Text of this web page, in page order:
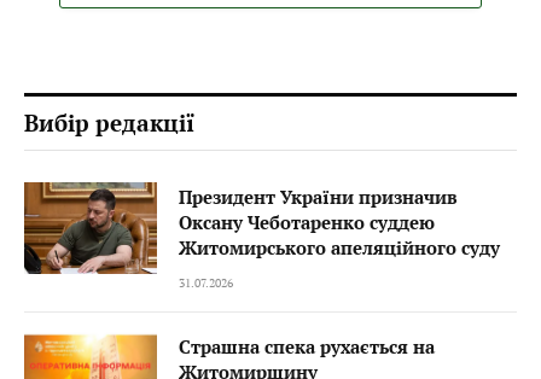
Вибір редакції
Президент України призначив
Оксану Чеботаренко суддею
Житомирського апеляційного суду
31.07.2026
Страшна спека рухається на
Житомирщину